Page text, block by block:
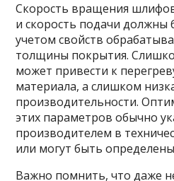
Скорость вращения
и скорость подачи должны
учетом свойств
толщины покрытия.
может привести к
материала, а слишком
производительности.
этих параметров обычно
производителем в
или могут быть
Важно помнить, что даже